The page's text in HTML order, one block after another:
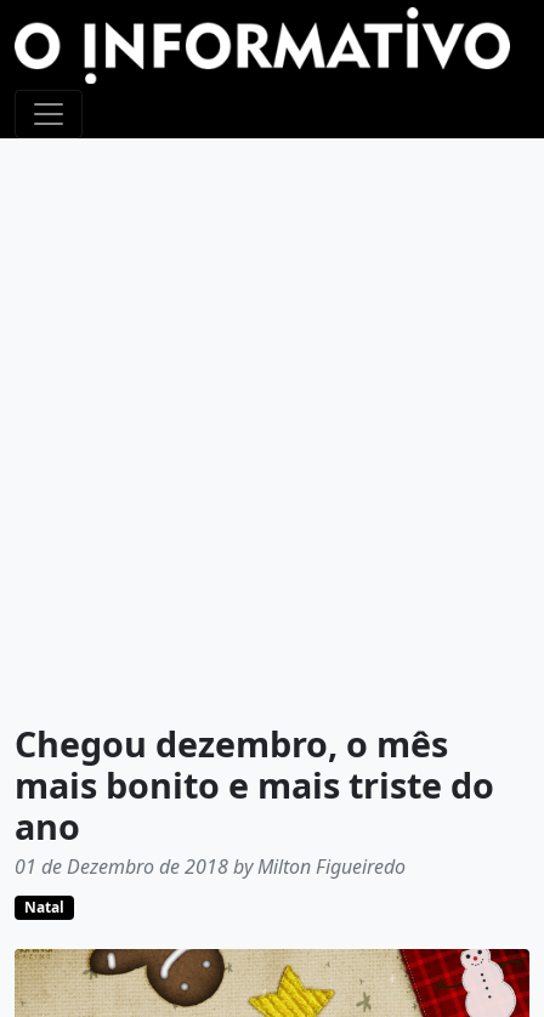
Chegou dezembro, o mês
mais bonito e mais triste do
ano
01 de Dezembro de 2018 by Milton Figueiredo
Natal